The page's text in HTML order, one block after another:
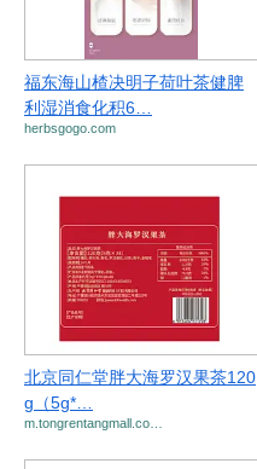
福东海山楂决明子荷叶茶健脾
利湿消食化积6…
herbsgogo.com
北京同仁堂胖大海罗汉果茶120
g（5g*…
m.tongrentangmall.co…